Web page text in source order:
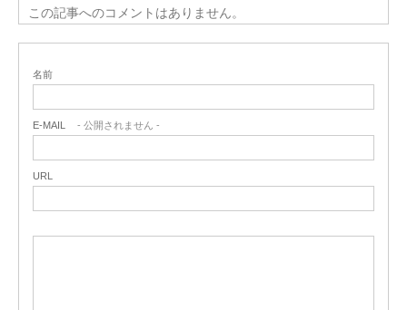
この記事へのコメントはありません。
名前
E-MAIL - 公開されません -
URL